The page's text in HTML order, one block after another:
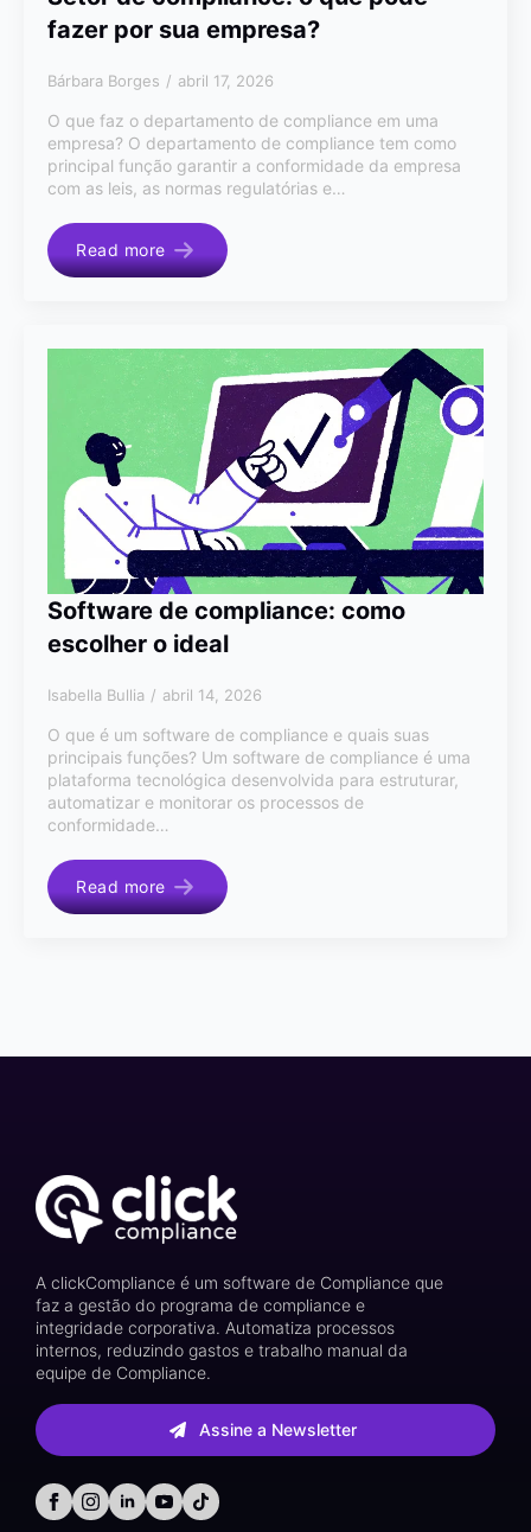
fazer por sua empresa?
Bárbara Borges abril 17, 2026
O que faz o departamento de compliance em uma
empresa? O departamento de compliance tem como
principal função garantir a conformidade da empresa
com as leis, as normas regulatórias e…
Read more
Software de compliance: como
escolher o ideal
Isabella Bullia abril 14, 2026
O que é um software de compliance e quais suas
principais funções? Um software de compliance é uma
plataforma tecnológica desenvolvida para estruturar,
automatizar e monitorar os processos de
conformidade…
Read more
A clickCompliance é um software de Compliance que
faz a gestão do programa de compliance e
integridade corporativa. Automatiza processos
internos, reduzindo gastos e trabalho manual da
equipe de Compliance.
Assine a Newsletter